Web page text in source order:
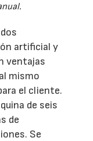
artificial y
ventajas
mismo
el cliente.
de seis
de
Se